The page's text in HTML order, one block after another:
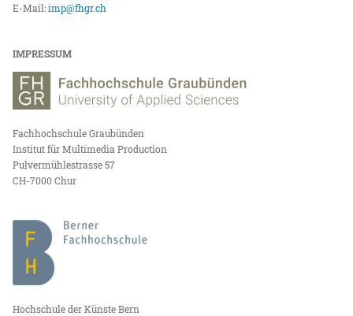
E-Mail:imp@fhgr.ch
IMPRESSUM
Fachhochschule Graubünden
Institut für Multimedia Production
Pulvermühlestrasse 57
CH-7000 Chur
Hochschule der Künste Bern